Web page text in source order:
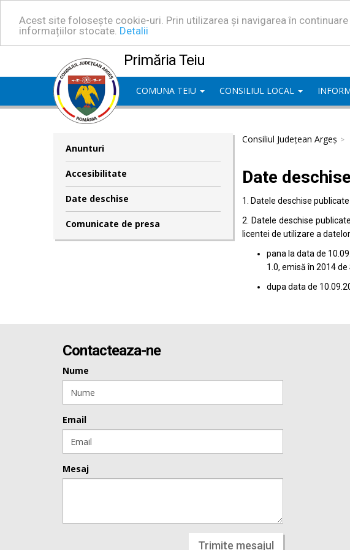
Acest site folosește cookie-uri. Prin utilizarea și navigarea în
informațiilor stocate. Detalii
Primăria Teiu
COMUNA TEIU CONSILIUL LOCAL
Anunturi
Accesibilitate
Date deschise
Comunicate de presa
Consiliul Județean Argeș
Date deschise
1. Datele deschise
2. Datele deschise
licentei de utilizare a
pana la data de
1.0, emisă în 2014
dupa data de
Contacteaza-ne
Nume
Email
Mesaj
Trimite mesajul